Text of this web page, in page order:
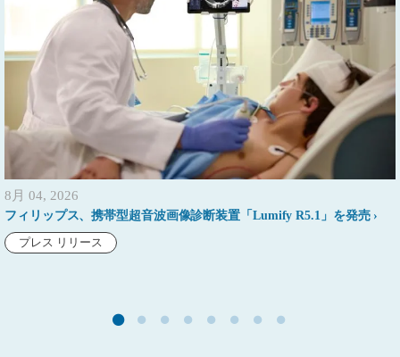
8月 04, 2026
フィリップス、携帯型超音波画像診断装置「Lumify R5.1」を発売
プレス リリース